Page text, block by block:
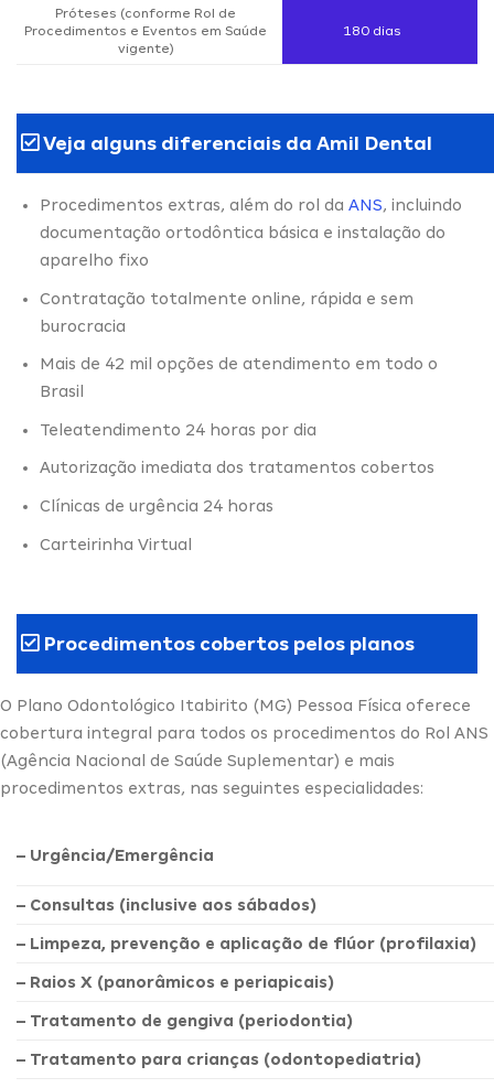
Próteses (conforme Rol de
Procedimentos e Eventos em Saúde
vigente)
180 dias
Veja alguns diferenciais da Amil Dental
Procedimentos extras, além do rol da ANS, incluindo
documentação ortodôntica básica e instalação do
aparelho fixo
Contratação totalmente online, rápida e sem
burocracia
Mais de 42 mil opções de atendimento em todo o
Brasil
Teleatendimento 24 horas por dia
Autorização imediata dos tratamentos cobertos
Clínicas de urgência 24 horas
Carteirinha Virtual
Procedimentos cobertos pelos planos
O Plano Odontológico Itabirito (MG) Pessoa Física oferece
cobertura integral para todos os procedimentos do Rol ANS
(Agência Nacional de Saúde Suplementar) e mais
procedimentos extras, nas seguintes especialidades:
– Urgência/Emergência
– Consultas (inclusive aos sábados)
– Limpeza, prevenção e aplicação de flúor (profilaxia)
– Raios X (panorâmicos e periapicais)
– Tratamento de gengiva (periodontia)
– Tratamento para crianças (odontopediatria)